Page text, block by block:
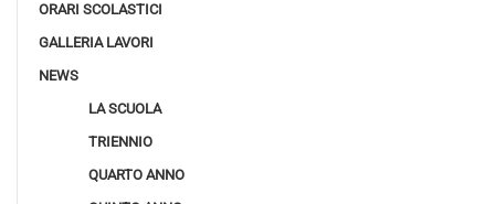
ORARI SCOLASTICI
GALLERIA LAVORI
NEWS
LA SCUOLA
TRIENNIO
QUARTO ANNO